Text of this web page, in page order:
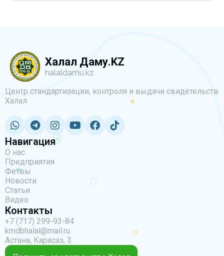
Халал Даму.KZ
halaldamu.kz
Центр стандартизации, контроля и выдачи свидетельств
Халал
Навигация
О нас
Предприятия
Фетвы
Новости
Статьи
Видео
Контакты
+7 (717) 299-93-84
kmdbhalal@mail.ru
Астана, Карасаз, 3.